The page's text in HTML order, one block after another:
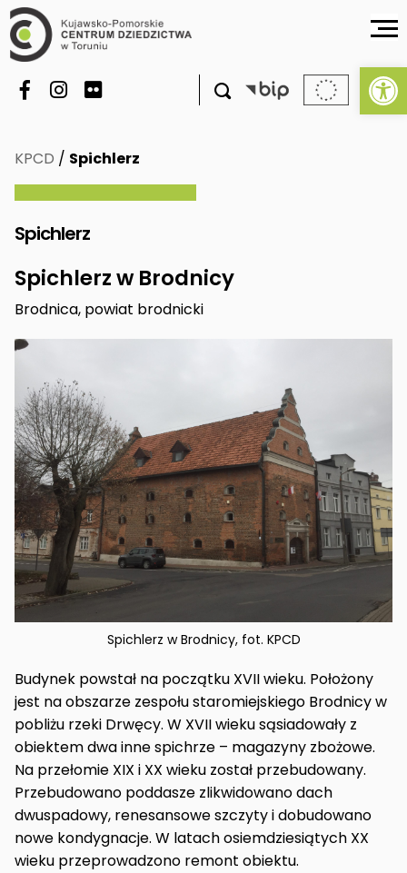

KPCD / Spichlerz
Spichlerz
Spichlerz w Brodnicy
Brodnica, powiat brodnicki
Spichlerz w Brodnicy, fot. KPCD
Budynek powstał na początku XVII wieku. Położony
jest na obszarze zespołu staromiejskiego Brodnicy w
pobliżu rzeki Drwęcy. W XVII wieku sąsiadowały z
obiektem dwa inne spichrze – magazyny zbożowe.
Na przełomie XIX i XX wieku został przebudowany.
Przebudowano poddasze zlikwidowano dach
dwuspadowy, renesansowe szczyty i dobudowano
nowe kondygnacje. W latach osiemdziesiątych XX
wieku przeprowadzono remont obiektu.